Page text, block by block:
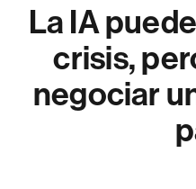
La IA
crisis,
negociar